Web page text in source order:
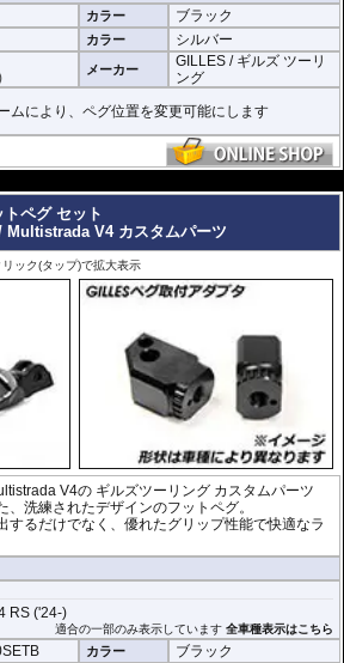
カラー ブラック
カラー シルバー
メーカー
GILLES / ギルズ ツーリ
ング
ムにより、ペグ位置を変更可能にします
ペグ セット
Multistrada V4 カスタムパーツ
ック(タップ)で拡大表示
V4の ギルズツーリング カスタムパーツ
、洗練されたデザインのフットペグ。
するだけでなく、優れたグリップ性能で快適なラ
RS ('24-)
適合の一部のみ表示しています全車種表示はこちら
カラー ブラック